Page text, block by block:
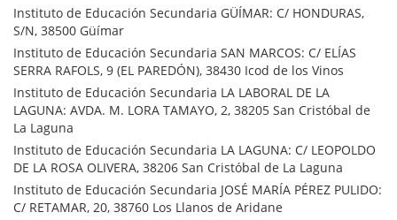
Instituto de Educación Secundaria GÜÍMAR: C/ HONDURAS,
S/N, 38500 Güímar
Instituto de Educación Secundaria SAN MARCOS: C/ ELÍAS
SERRA RAFOLS, 9 (EL PAREDÓN), 38430 Icod de los Vinos
Instituto de Educación Secundaria LA LABORAL DE LA
LAGUNA: AVDA. M. LORA TAMAYO, 2, 38205 San Cristóbal de
La Laguna
Instituto de Educación Secundaria LA LAGUNA: C/ LEOPOLDO
DE LA ROSA OLIVERA, 38206 San Cristóbal de La Laguna
Instituto de Educación Secundaria JOSÉ MARÍA PÉREZ PULIDO:
C/ RETAMAR, 20, 38760 Los Llanos de Aridane